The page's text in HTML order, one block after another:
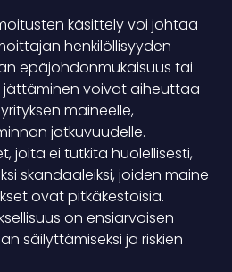
käsittely voi johtaa
henkilöllisyyden
epäjohdonmukaisuus tai
voivat aiheuttaa
maineelle,
jatkuvuudelle.
joita ei tutkita huolellisesti,
skandaaleiksi, joiden maine-
ovat pitkäkestoisia.
on ensiarvoisen
säilyttämiseksi ja riskien